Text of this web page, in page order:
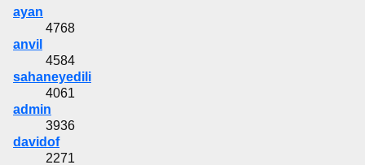
ayan
4768
anvil
4584
sahaneyedili
4061
admin
3936
davidof
2271